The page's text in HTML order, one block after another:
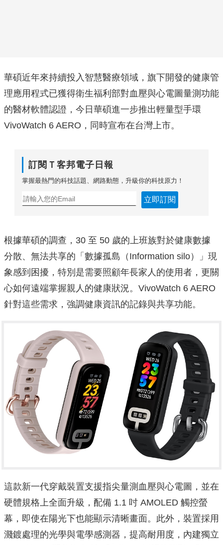
華碩近年來持續投入智慧醫療領域，旗下開發的健康管
理應用程式已獲得衛生福利部對血壓與心電圖量測功能
的醫材軟體認證，今日華碩進一步推出輕量型手環
VivoWatch 6 AERO，同時宣布在台灣上市。
訂閱Ｔ客邦電子日報
掌握最熱門的科技話題、網路動態，升級你的科技原力！
立即訂閱
根據華碩的調查，30 至 50 歲的上班族對於健康數據
分散、無法共享的「數據孤島（Information silo）」現
象感到困擾，特別是需要照顧年長家人的使用者，更關
心如何遠端掌握親人的健康狀況。VivoWatch 6 AERO
針對這些需求，強調健康資訊的記錄與共享功能。
這款新一代穿戴裝置支援指尖量測血壓與心電圖，並在
硬體規格上全面升級，配備 1.1 吋 AMOLED 觸控螢
幕，即使在陽光下也能顯示清晰畫面。此外，裝置採用
濺鍍處理的光學與電學感測器，提高耐用度，內建獨立